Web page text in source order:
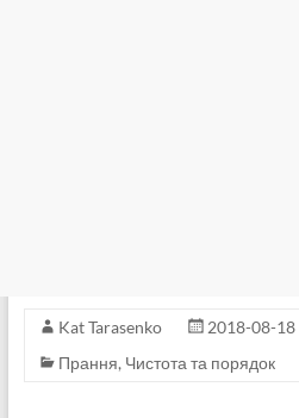
Kat Tarasenko
2018-08-18
Прання, Чистота та порядок